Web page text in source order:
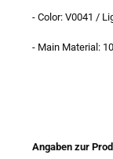
- Color: V0041 /
- Main Material:
Angaben zur